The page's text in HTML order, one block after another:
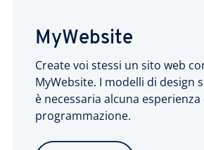
MyWebsite
Create voi stessi un sito web
MyWebsite. I modelli di design
è necessaria alcuna esperienza
programmazione.